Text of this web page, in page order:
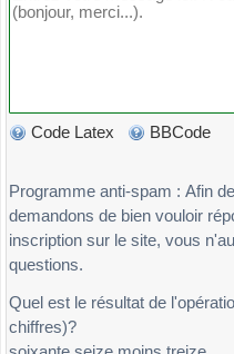
Omega=Factor((-X(2)/
% et Omega2 avec -d
Omega)*(aB-OmegaB)))
% On élimine zB entre
Fact=a^2*(b-c)^2*(-
Code Latex BBCode
Programme anti-spam : Afin
demandons de bien vouloir
inscription sur le site, vous
questions.
Quel est le résultat de
chiffres)?